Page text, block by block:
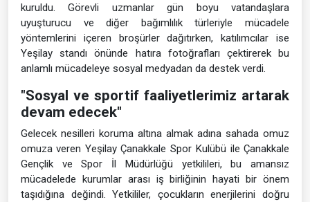
kuruldu. Görevli uzmanlar gün boyu vatandaşlara
uyuşturucu ve diğer bağımlılık türleriyle mücadele
yöntemlerini içeren broşürler dağıtırken, katılımcılar ise
Yeşilay standı önünde hatıra fotoğrafları çektirerek bu
anlamlı mücadeleye sosyal medyadan da destek verdi.
"Sosyal ve sportif faaliyetlerimiz artarak
devam edecek"
Gelecek nesilleri koruma altına almak adına sahada omuz
omuza veren Yeşilay Çanakkale Spor Kulübü ile Çanakkale
Gençlik ve Spor İl Müdürlüğü yetkilileri, bu amansız
mücadelede kurumlar arası iş birliğinin hayati bir önem
taşıdığına değindi. Yetkililer, çocukların enerjilerini doğru